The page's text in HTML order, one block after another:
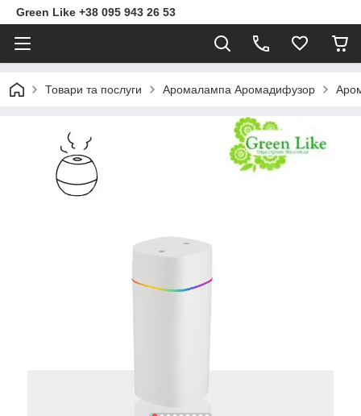
Green Like +38 095 943 26 53
Товари та послуги Аромалампа Аромадифузор